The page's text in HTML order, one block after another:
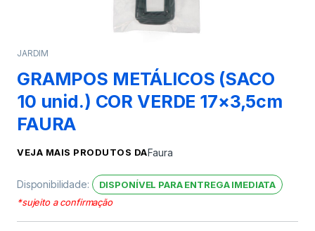
JARDIM
GRAMPOS METÁLICOS (SACO
10 unid.) COR VERDE 17×3,5cm
FAURA
VEJA MAIS PRODUTOS DAFaura
Disponibilidade:
DISPONÍVEL PARA ENTREGA IMEDIATA
*sujeito a confirmação